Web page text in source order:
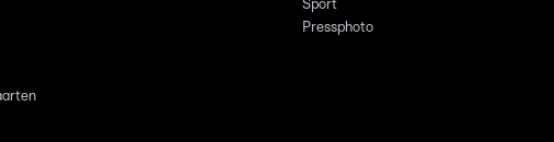
Sport
Pressphoto